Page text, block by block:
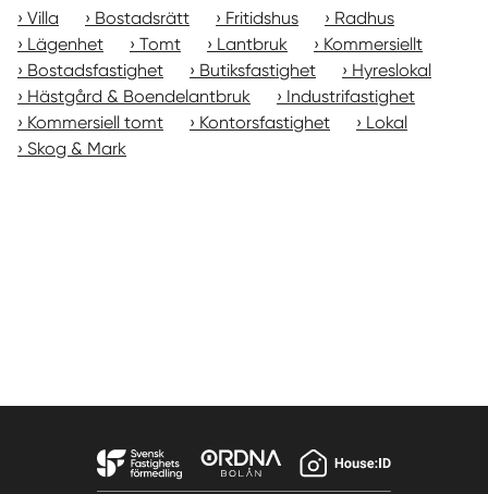
Villa Bostadsrätt Fritidshus
Radhus
Lägenhet
Tomt Lantbruk
Kommersiellt
Bostadsfastighet
Butiksfastighet
Hyreslokal
Hästgård & Boendelantbruk
Industrifastighet
Kommersiell tomt
Kontorsfastighet
Lokal
Skog & Mark